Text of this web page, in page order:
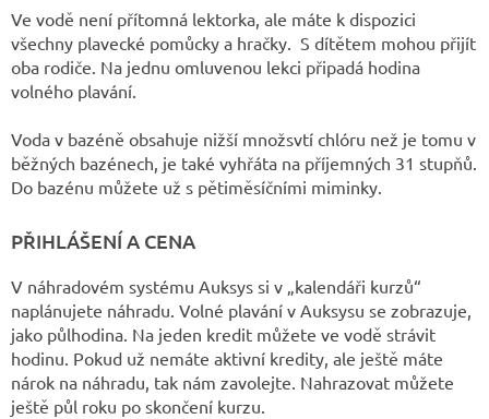
Ve vodě není přítomná lektorka, ale máte k dispozici
všechny plavecké pomůcky a hračky. S dítětem mohou přijít
oba rodiče. Na jednu omluvenou lekci připadá hodina
volného plavání.
Voda v bazéně obsahuje nižší množsvtí chlóru než je tomu v
běžných bazénech, je také vyhřáta na příjemných 31 stupňů.
Do bazénu můžete už s pětiměsíčními miminky.
PŘIHLÁŠENÍ A CENA
V náhradovém systému Auksys si v „kalendáři kurzů“
naplánujete náhradu. Volné plavání v Auksysu se zobrazuje,
jako půlhodina. Na jeden kredit můžete ve vodě strávit
hodinu. Pokud už nemáte aktivní kredity, ale ještě máte
nárok na náhradu, tak nám zavolejte. Nahrazovat můžete
ještě půl roku po skončení kurzu.